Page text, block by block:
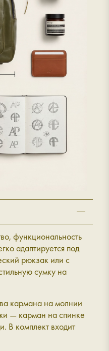
функциональность
адаптируется под
рюкзак или с
сумку на
кармана на молнии
— карман на спинке
В комплект входит